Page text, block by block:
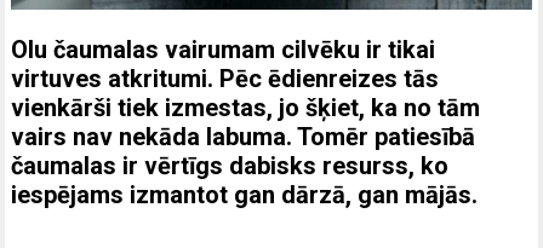
Olu čaumalas vairumam cilvēku ir tikai
virtuves atkritumi. Pēc ēdienreizes tās
vienkārši tiek izmestas, jo šķiet, ka no tām
vairs nav nekāda labuma. Tomēr patiesībā
čaumalas ir vērtīgs dabisks resurss, ko
iespējams izmantot gan dārzā, gan mājās.